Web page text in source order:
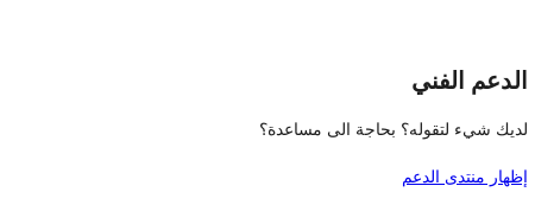
الدعم الفني
لديك شيء لتقوله؟ بحاجة الى مساعدة؟
إظهار منتدى الدعم